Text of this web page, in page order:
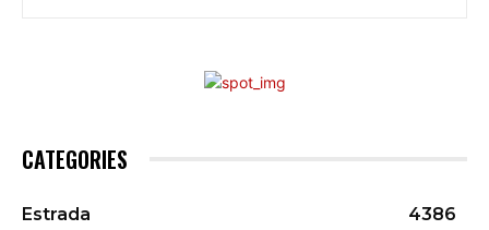
CATEGORIES
Estrada
4386